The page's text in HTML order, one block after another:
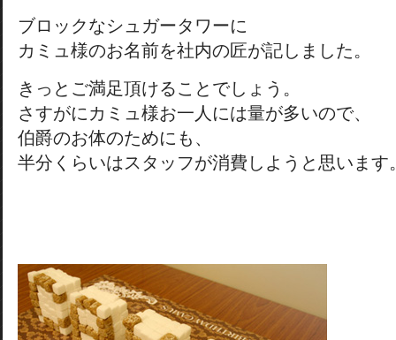
ブロックなシュガータワーに
カミュ様のお名前を社内の匠が記しました。
きっとご満足頂けることでしょう。
さすがにカミュ様お一人には量が多いので、
伯爵のお体のためにも、
半分くらいはスタッフが消費しようと思います